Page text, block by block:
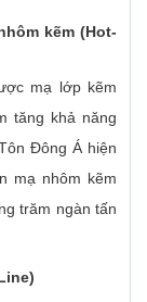
kẽm (Hot-
mạ lớp kẽm
tăng khả năng
Đông Á hiện
mạ nhôm kẽm
trăm ngàn tấn